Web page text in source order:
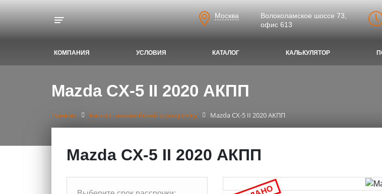
Москва
Волоколамское шоссе 73,
офис 613
КОМПАНИЯ УСЛОВИЯ КАТАЛОГ КАЛЬКУЛЯТОР
Mazda CX-5 II 2020 АКПП
Главная Каталог автомобилей в рассрочку Mazda CX-5 II 2020 АКПП
Mazda CX-5 II 2020 АКПП